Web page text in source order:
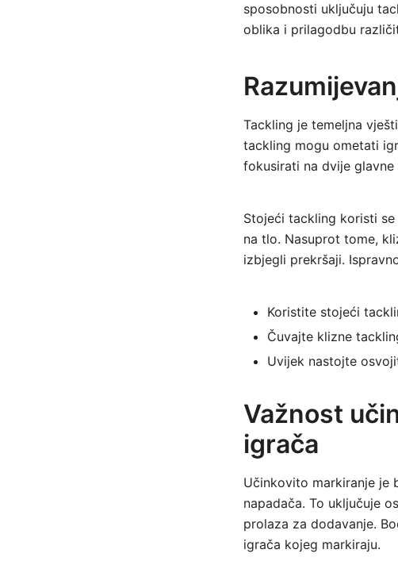
sposobnosti uključuju
oblika i prilagodbu
Tackling je temeljna
tackling mogu ometati
fokusirati na dvije
Stojeći tackling koristi
na tlo. Nasuprot tome,
izbjegli prekršaji.
Koristite stojeći
Čuvajte klizne
Uvijek nastojte
Važnost
igrača
Učinkovito markiranje je
napadača. To uključuje
prolaza za dodavanje.
igrača kojeg markiraju.